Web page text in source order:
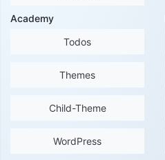
Academy
Todos
Themes
Child-Theme
WordPress